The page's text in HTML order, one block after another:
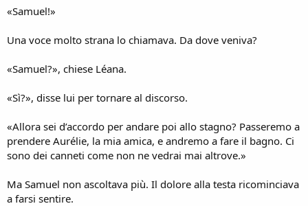
«Samuel!»
Una voce molto strana lo chiamava. Da dove veniva?
«Samuel?», chiese Léana.
«Sì?», disse lui per tornare al discorso.
«Allora sei d’accordo per andare poi allo stagno? Passeremo a
prendere Aurélie, la mia amica, e andremo a fare il bagno. Ci
sono dei canneti come non ne vedrai mai altrove.»
Ma Samuel non ascoltava più. Il dolore alla testa ricominciava
a farsi sentire.